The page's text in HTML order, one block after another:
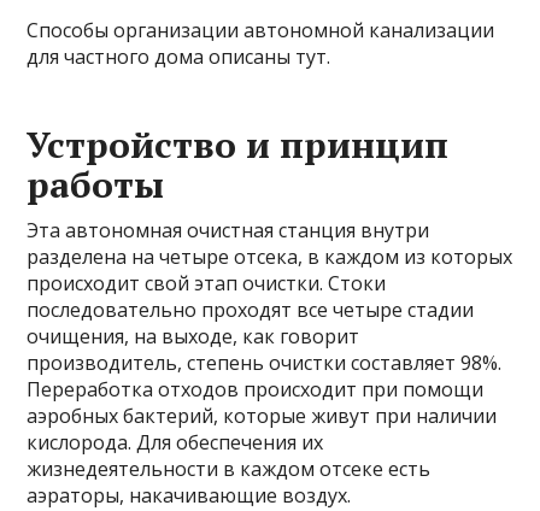
Способы организации автономной канализации
для частного дома описаны тут.
Устройство и принцип
работы
Эта автономная очистная станция внутри
разделена на четыре отсека, в каждом из которых
происходит свой этап очистки. Стоки
последовательно проходят все четыре стадии
очищения, на выходе, как говорит
производитель, степень очистки составляет 98%.
Переработка отходов происходит при помощи
аэробных бактерий, которые живут при наличии
кислорода. Для обеспечения их
жизнедеятельности в каждом отсеке есть
аэраторы, накачивающие воздух.